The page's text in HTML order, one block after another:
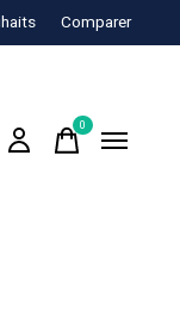
Comparer
0items